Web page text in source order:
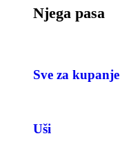
Njega pasa
Sve za kupanje
Uši